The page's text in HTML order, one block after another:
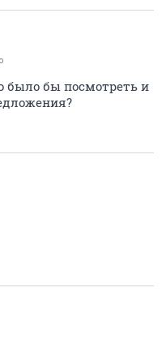
было бы посмотреть и